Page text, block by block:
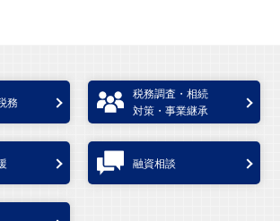
務
税務調査・相続
対策・事業継承
融資相談